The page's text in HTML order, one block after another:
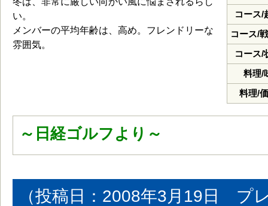
い。
メンバーの平均年齢は、高め。フレンドリーな
雰囲気。
コース/
コース/
コース/
料理/
料理/
～日経ゴルフより～
（投稿日：2008年3月19日 プ